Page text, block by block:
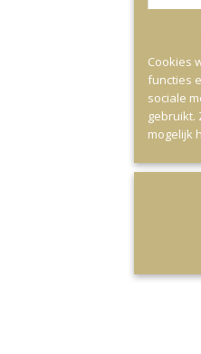
Cookies
functies
sociale
gebruikt.
mogelijk